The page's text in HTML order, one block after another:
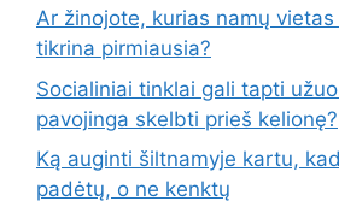
Ar žinojote, kurias namų
tikrina pirmiausia?
Socialiniai tinklai gali tapti
pavojinga skelbti prieš kelionę?
Ką auginti šiltnamyje kartu,
padėtų, o ne kenktų